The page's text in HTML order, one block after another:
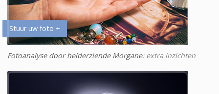
Stuur uw foto +
Fotoanalyse door helderziende Morgane: extra inzichten